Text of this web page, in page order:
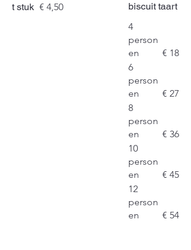
t stuk € 4,50
biscuit taart
4
person
en
€ 18
6
person
en
€ 27
8
person
en
€ 36
10
person
en
€ 45
12
person
en
€ 54